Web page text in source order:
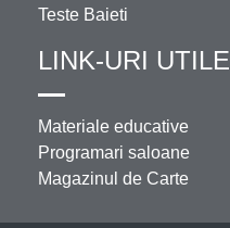
Teste Baieti
LINK-URI UTILE
Materiale educative
Programari saloane
Magazinul de Carte